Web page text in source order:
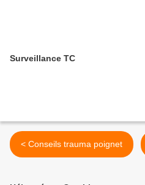
Surveillance TC
< Conseils trauma poignet